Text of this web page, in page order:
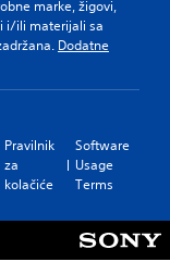
marke, žigovi,
i/ili materijali sa
Dodatne
Pravilnik
za
kolačiće
Software
Usage
Terms